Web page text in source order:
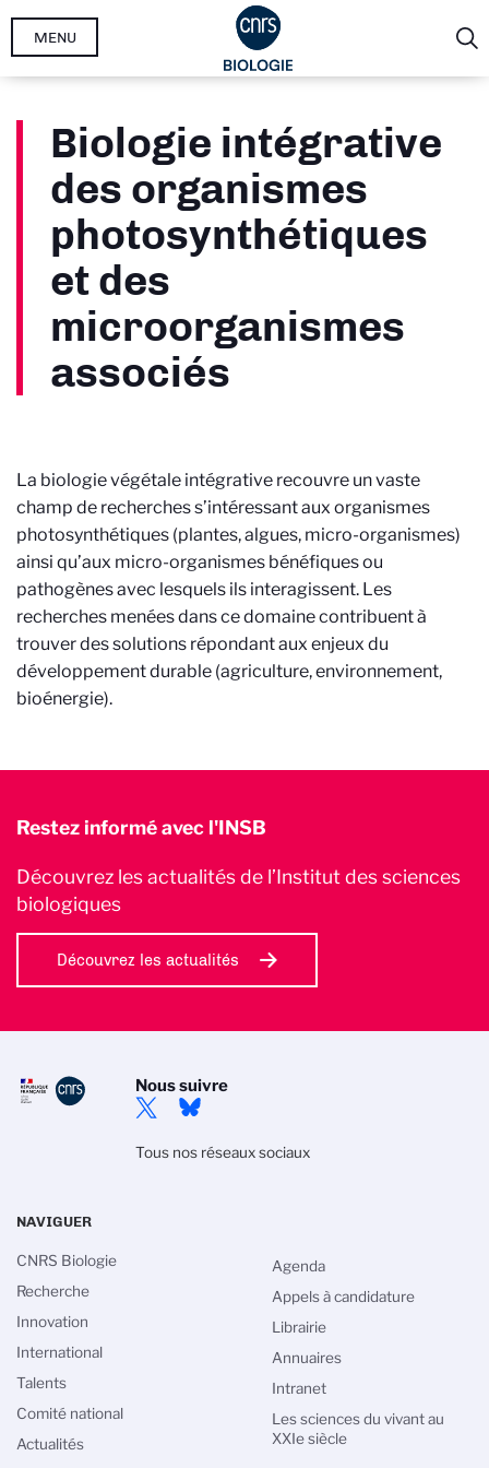
Aller
MENU
Biologie intégrative
des organismes
photosynthétiques
et des
microorganismes
associés
La biologie végétale intégrative recouvre un vaste
champ de recherches s’intéressant aux organismes
photosynthétiques (plantes, algues, micro-organismes)
ainsi qu’aux micro-organismes bénéfiques ou
pathogènes avec lesquels ils interagissent. Les
recherches menées dans ce domaine contribuent à
trouver des solutions répondant aux enjeux du
développement durable (agriculture, environnement,
bioénergie).
Restez informé avec l'INSB
Découvrez les actualités de l’Institut des sciences
biologiques
Découvrez les actualités
Nous suivre
Tous nos réseaux sociaux
NAVIGUER
CNRS Biologie
Recherche
Innovation
International
Talents
Comité national
Actualités
Agenda
Appels à candidature
Librairie
Annuaires
Intranet
Les sciences du vivant au
XXIe siècle